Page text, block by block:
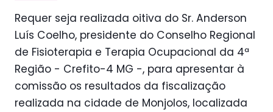
Requer seja realizada oitiva do Sr. Anderson
Luís Coelho, presidente do Conselho Regional
de Fisioterapia e Terapia Ocupacional da 4ª
Região - Crefito-4 MG -, para apresentar à
comissão os resultados da fiscalização
realizada na cidade de Monjolos, localizada